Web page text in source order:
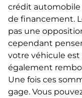
crédit automobile
de financement.
pas une
cependant
votre véhicule est
également
Une fois ces
gage. Vous